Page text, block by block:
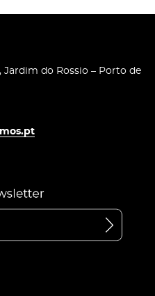
Jardim do Rossio – Porto de